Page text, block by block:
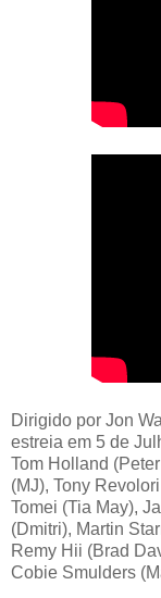
Dirigido por Jon
estreia em 5 de
Tom Holland
(MJ), Tony
Tomei (Tia May),
(Dmitri), Martin
Remy Hii (Brad
Cobie Smulders